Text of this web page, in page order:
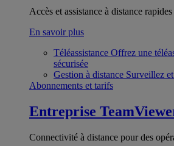
Accès et assistance à distance rapides
En savoir plus
Téléassistance Offrez une
sécurisée
Gestion à distance Surveillez
Abonnements et tarifs
Entreprise
Connectivité à distance pour des